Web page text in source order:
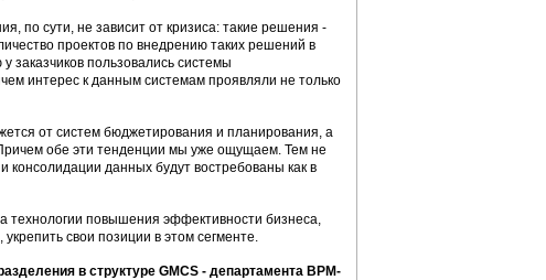
по сути, не зависит от кризиса: такие решения -
проектов по внедрению таких решений в
заказчиков пользовались системы
интерес к данным системам проявляли не только
от систем бюджетирования и планирования, а
обе эти тенденции мы уже ощущаем. Тем не
консолидации данных будут востребованы как в
технологии повышения эффективности бизнеса,
свои позиции в этом сегменте.
в структуре GMCS - департамента BPM-